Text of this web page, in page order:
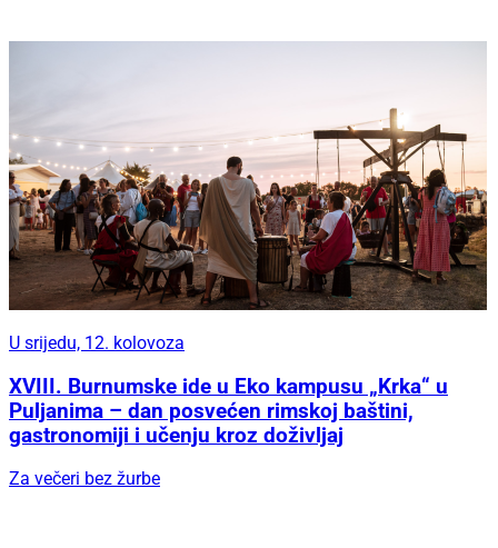
U srijedu, 12. kolovoza
XVIII. Burnumske ide u Eko kampusu „Krka“ u
Puljanima – dan posvećen rimskoj baštini,
gastronomiji i učenju kroz doživljaj
Za večeri bez žurbe